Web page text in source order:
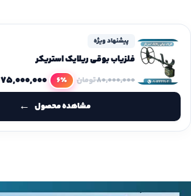
پیشنهاد ویژه
فلزیاب بوقی ریلایک استریکر
۸۰,۰۰۰,۰۰۰تومان 6٪ ۷۵,۰۰۰,۰۰۰
مشاهده محصول